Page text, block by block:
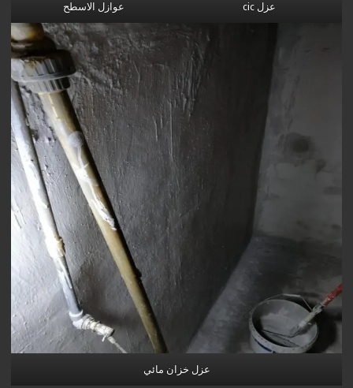
عزل cic عوازل الاسطح
عزل خزان مائي